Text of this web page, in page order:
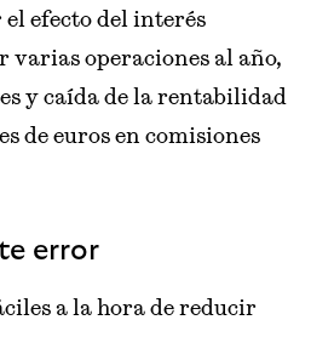
el efecto del interés
varias operaciones al año,
y caída de la rentabilidad
de euros en comisiones
error
a la hora de reducir